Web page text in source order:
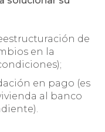
de
en la
en pago (es
al banco